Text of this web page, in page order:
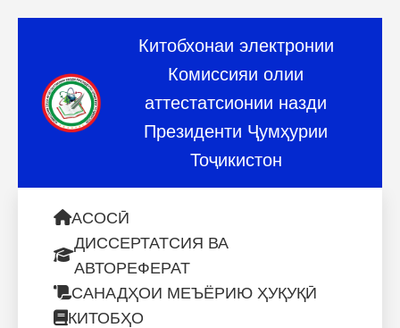
Китобхонаи электронии
Комиссияи олии
аттестатсионии назди
Президенти Ҷумҳурии
Тоҷикистон
АСОСӢ
ДИССЕРТАТСИЯ ВА
АВТОРЕФЕРАТ
САНАДҲОИ МЕЪЁРИЮ ҲУҚУҚӢ
КИТОБҲО